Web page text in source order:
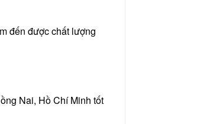
đến được chất lượng
Nai, Hồ Chí Minh tốt